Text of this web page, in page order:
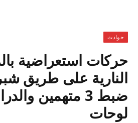
حوادث
حركات استعراضية
النارية على طريق
ضبط 3 متهمين
لوحات